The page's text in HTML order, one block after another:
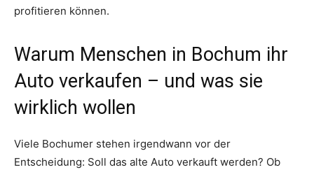
profitieren können.
Warum Menschen in Bochum ihr
Auto verkaufen – und was sie
wirklich wollen
Viele Bochumer stehen irgendwann vor der
Entscheidung: Soll das alte Auto verkauft werden? Ob